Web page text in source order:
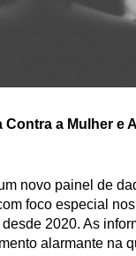
a Mulher e
novo painel de
foco especial
2020. As
alarmante na